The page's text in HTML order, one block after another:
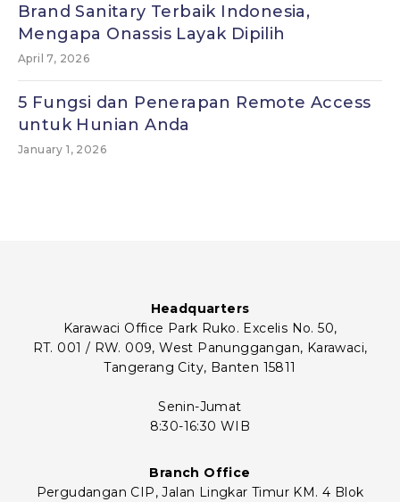
Brand Sanitary Terbaik Indonesia,
Mengapa Onassis Layak Dipilih
April 7, 2026
5 Fungsi dan Penerapan Remote Access
untuk Hunian Anda
January 1, 2026
Headquarters
Karawaci Office Park Ruko. Excelis No. 50,
RT. 001 / RW. 009, West Panunggangan, Karawaci,
Tangerang City, Banten 15811
Senin-Jumat
8:30-16:30 WIB
Branch Office
Pergudangan CIP, Jalan Lingkar Timur KM. 4 Blok